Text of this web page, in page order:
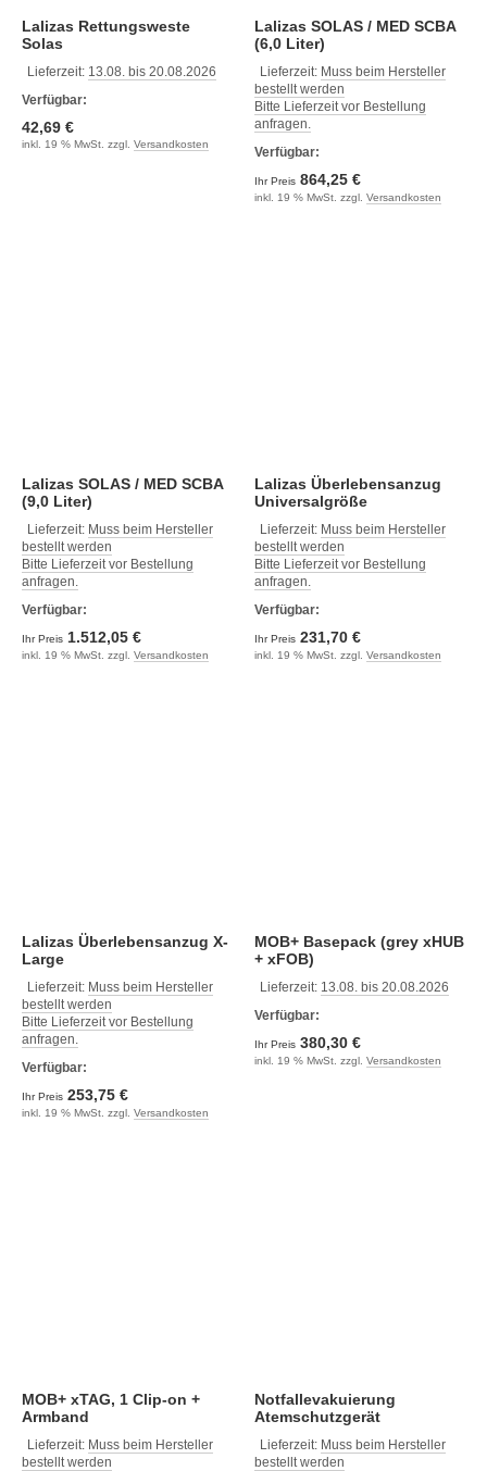
Lalizas Rettungsweste
Solas
Lieferzeit: 13.08. bis 20.08.2026
Verfügbar:
42,69 €
inkl. 19 % MwSt. zzgl. Versandkosten
Lalizas SOLAS / MED SCBA
(6,0 Liter)
Lieferzeit: Muss beim Hersteller
bestellt werden
Bitte Lieferzeit vor Bestellung
anfragen.
Verfügbar:
Ihr Preis 864,25 €
inkl. 19 % MwSt. zzgl. Versandkosten
Lalizas SOLAS / MED SCBA
(9,0 Liter)
Lieferzeit: Muss beim Hersteller
bestellt werden
Bitte Lieferzeit vor Bestellung
anfragen.
Verfügbar:
Ihr Preis 1.512,05 €
inkl. 19 % MwSt. zzgl. Versandkosten
Lalizas Überlebensanzug
Universalgröße
Lieferzeit: Muss beim Hersteller
bestellt werden
Bitte Lieferzeit vor Bestellung
anfragen.
Verfügbar:
Ihr Preis 231,70 €
inkl. 19 % MwSt. zzgl. Versandkosten
Lalizas Überlebensanzug X-
Large
Lieferzeit: Muss beim Hersteller
bestellt werden
Bitte Lieferzeit vor Bestellung
anfragen.
Verfügbar:
Ihr Preis 253,75 €
inkl. 19 % MwSt. zzgl. Versandkosten
MOB+ Basepack (grey xHUB
+ xFOB)
Lieferzeit: 13.08. bis 20.08.2026
Verfügbar:
Ihr Preis 380,30 €
inkl. 19 % MwSt. zzgl. Versandkosten
MOB+ xTAG, 1 Clip-on +
Armband
Lieferzeit: Muss beim Hersteller
bestellt werden
Notfallevakuierung
Atemschutzgerät
Lieferzeit: Muss beim Hersteller
bestellt werden